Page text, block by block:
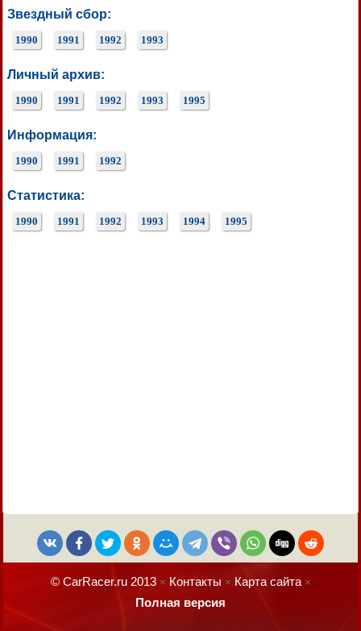
Звездный сбор:
1990 1991 1992 1993
Личный архив:
1990 1991 1992 1993 1995
Информация:
1990 1991 1992
Статистика:
1990 1991 1992 1993 1994 1995
© CarRacer.ru 2013× Контакты × Карта сайта×
Полная версия